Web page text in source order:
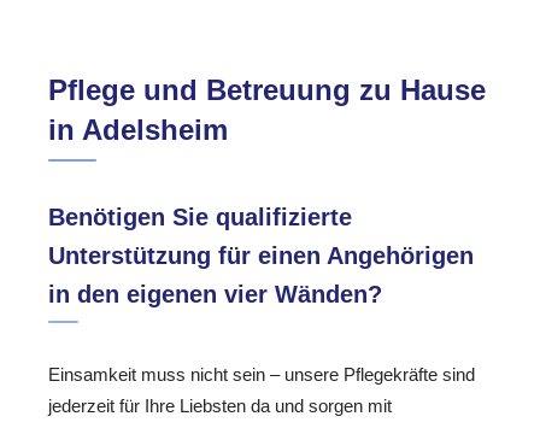
Pflege und Betreuung zu Hause
in Adelsheim
Benötigen Sie qualifizierte
Unterstützung für einen Angehörigen
in den eigenen vier Wänden?
Einsamkeit muss nicht sein – unsere Pflegekräfte sind
jederzeit für Ihre Liebsten da und sorgen mit